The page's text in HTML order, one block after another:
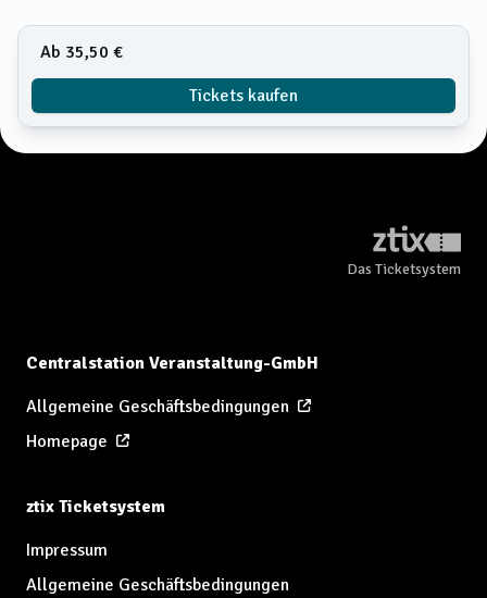
Ab 35,50 €
Tickets kaufen
Das Ticketsystem
Centralstation Veranstaltung-GmbH
Allgemeine Geschäftsbedingungen
Homepage
ztix Ticketsystem
Impressum
Allgemeine Geschäftsbedingungen